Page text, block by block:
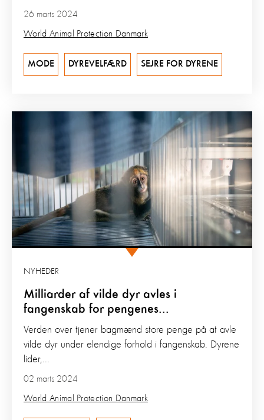
26 marts 2024
World Animal Protection Danmark
MODE DYREVELFÆRD SEJRE FOR DYRENE
Milliarder af vilde dyr avles i
fangenskab for pengenes...
NYHEDER
02 marts 2024
World Animal Protection Danmark
Verden over tjener bagmænd store penge på at avle
vilde dyr under elendige forhold i fangenskab. Dyrene
lider,...